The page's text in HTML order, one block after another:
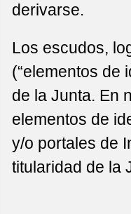
derivarse.
Los escudos,
(“elementos de
de la Junta. En
elementos de
y/o portales de
titularidad de la